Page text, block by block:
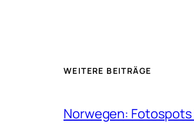
WEITERE BEITRÄGE
Norwegen: